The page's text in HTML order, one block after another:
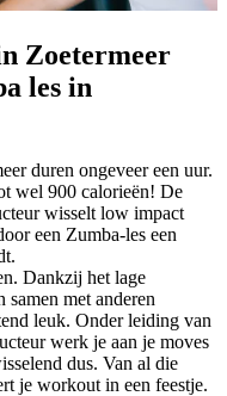
Zoetermeer
les in
duren ongeveer een uur.
wel 900 calorieën! De
wisselt low impact
een Zumba-les een
Dankzij het lage
samen met anderen
leuk. Onder leiding van
werk je aan je moves
dus. Van al die
je workout in een feestje.